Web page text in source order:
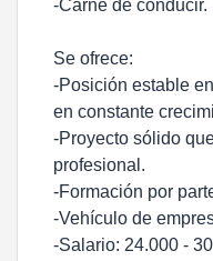
-Carné de conducir.
Se ofrece:
-Posición estable
en constante
-Proyecto sólido
profesional.
-Formación por
-Vehículo de
-Salario: 24.000 -